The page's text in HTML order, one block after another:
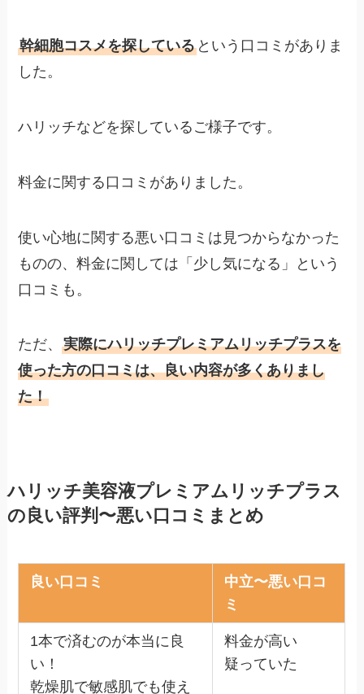
幹細胞コスメを探している という口コミがありま
した。
ハリッチなどを探しているご様子です。
料金に関する口コミがありました。
使い心地に関する悪い口コミは見つからなかった
ものの、料金に関しては「少し気になる」という
口コミも。
ただ、実際にハリッチプレミアムリッチプラスを
使った方の口コミは、良い内容が多くありまし
た！
ハリッチ美容液プレミアムリッチプラス
の良い評判〜悪い口コミまとめ
良い口コミ
中立〜悪い口コ
ミ
1本で済むのが本当に良
い！
乾燥肌で敏感肌でも使え
料金が高い
疑っていた